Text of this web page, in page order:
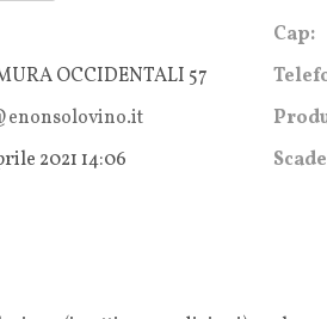
Cap:
OCCIDENTALI 57
2021 14:06